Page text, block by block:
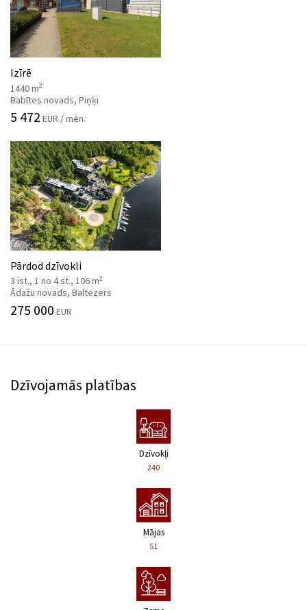
Izīrē
1440 m2
Babītes novads, Piņķi
5 472 EUR / mēn.
Pārdod dzīvokli
3 ist., 1 no 4 st., 106 m2
Ādažu novads, Baltezers
275 000 EUR
Dzīvojamās platības
Dzīvokļi
240
Mājas
51